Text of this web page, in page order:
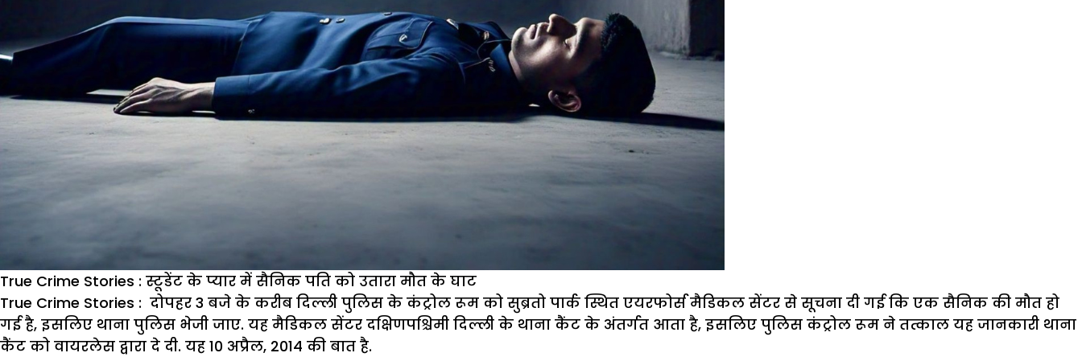
True Crime Stories : स्टूडेंट के प्यार में सैनिक पति को उतारा मौत के घाट
True Crime Stories : दोपहर 3 बजे के करीब दिल्ली पुलिस के कंट्रोल रूम को सुब्रतो पार्क स्थित एयरफोर्स मैडिकल सेंटर से सूचना दी गई कि एक सैनिक की मौत हो
गई है, इसलिए थाना पुलिस भेजी जाए. यह मैडिकल सेंटर दक्षिणपश्चिमी दिल्ली के थाना कैंट के अंतर्गत आता है, इसलिए पुलिस कंट्रोल रूम ने तत्काल यह जानकारी थाना
कैंट को वायरलेस द्वारा दे दी. यह 10 अप्रैल, 2014 की बात है.